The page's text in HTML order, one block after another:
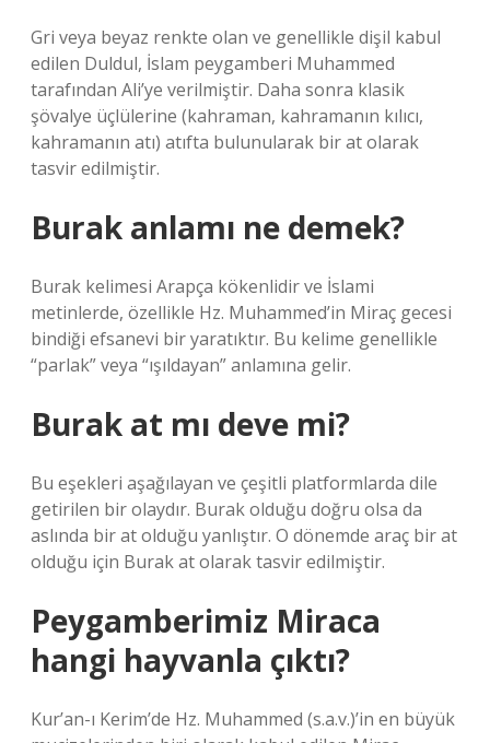
Gri veya beyaz renkte olan ve genellikle dişil kabul
edilen Duldul, İslam peygamberi Muhammed
tarafından Ali’ye verilmiştir. Daha sonra klasik
şövalye üçlülerine (kahraman, kahramanın kılıcı,
kahramanın atı) atıfta bulunularak bir at olarak
tasvir edilmiştir.
Burak anlamı ne demek?
Burak kelimesi Arapça kökenlidir ve İslami
metinlerde, özellikle Hz. Muhammed’in Miraç gecesi
bindiği efsanevi bir yaratıktır. Bu kelime genellikle
“parlak” veya “ışıldayan” anlamına gelir.
Burak at mı deve mi?
Bu eşekleri aşağılayan ve çeşitli platformlarda dile
getirilen bir olaydır. Burak olduğu doğru olsa da
aslında bir at olduğu yanlıştır. O dönemde araç bir at
olduğu için Burak at olarak tasvir edilmiştir.
Peygamberimiz Miraca
hangi hayvanla çıktı?
Kur’an-ı Kerim’de Hz. Muhammed (s.a.v.)’in en büyük